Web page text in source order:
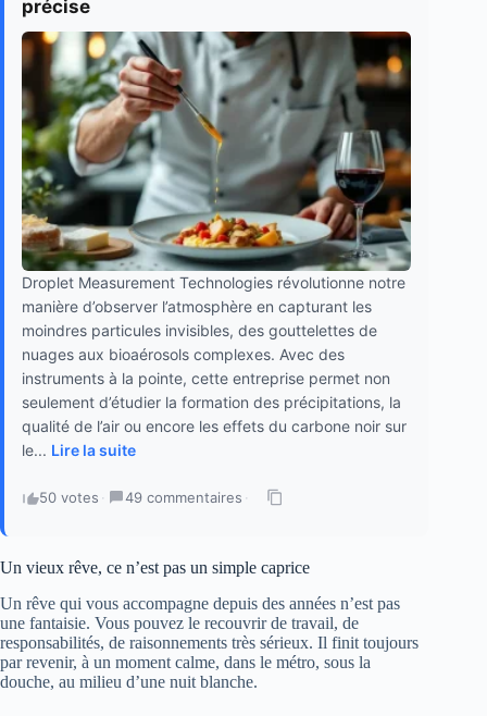
précise
Droplet Measurement Technologies révolutionne notre
manière d’observer l’atmosphère en capturant les
moindres particules invisibles, des gouttelettes de
nuages aux bioaérosols complexes. Avec des
instruments à la pointe, cette entreprise permet non
seulement d’étudier la formation des précipitations, la
qualité de l’air ou encore les effets du carbone noir sur
le... Lire la suite
50 votes · 49 commentaires ·
Un vieux rêve, ce n’est pas un simple caprice
Un rêve qui vous accompagne depuis des années n’est pas
une fantaisie. Vous pouvez le recouvrir de travail, de
responsabilités, de raisonnements très sérieux. Il finit toujours
par revenir, à un moment calme, dans le métro, sous la
douche, au milieu d’une nuit blanche.